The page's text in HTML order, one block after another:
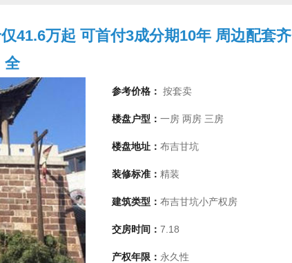
1
41.6万起 可首付3成分期10年 周边配套齐
全
参考价格： 按套卖
楼盘户型： 一房 两房 三房
楼盘地址： 布吉甘坑
装修标准： 精装
建筑类型： 布吉甘坑小产权房
交房时间： 7.18
产权年限： 永久性